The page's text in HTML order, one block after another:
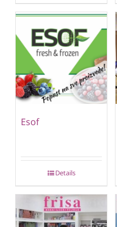
Esof
Details